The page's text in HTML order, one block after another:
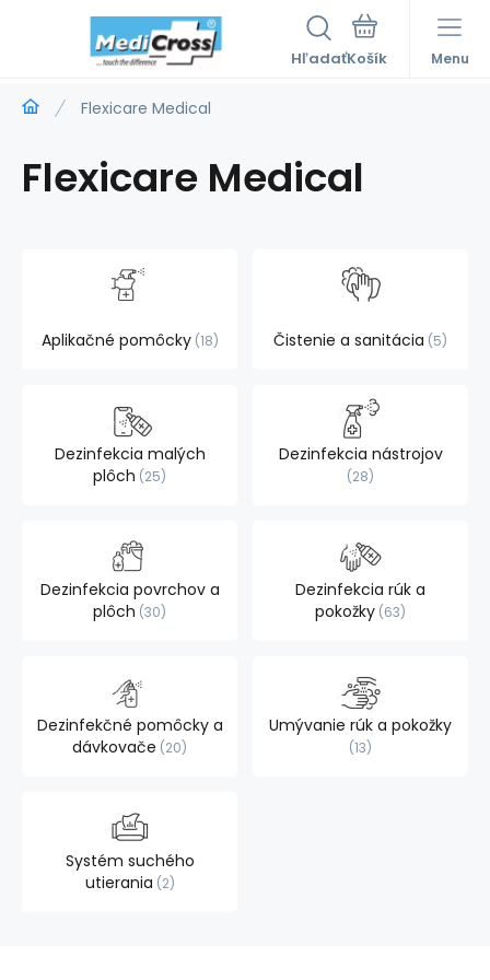
Hľadať Menu
Flexicare Medical
Flexicare Medical
Aplikačné pomôcky 18 Čistenie a sanitácia 5
Dezinfekcia malých
plôch 25
Dezinfekcia nástrojov
28
Dezinfekcia povrchov a
plôch 30
Dezinfekcia rúk a
pokožky 63
Dezinfekčné pomôcky a
dávkovače 20
Umývanie rúk a pokožky
13
Systém suchého
utierania 2